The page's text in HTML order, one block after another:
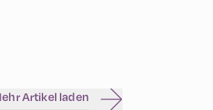
Artikel laden